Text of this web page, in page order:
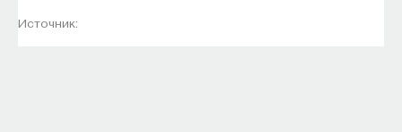
Источник: